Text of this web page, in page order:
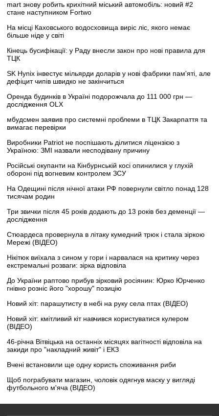
mart знову робить крихітний міський автомобіль: новий #2
стане наступником Fortwo
На місці Каховського водосховища виріс ліс, якого немає
більше ніде у світі
Кінець бусифікації: у Раду внесли закон про нові правила для
ТЦК
SK Hynix інвестує мільярди доларів у нові фабрики пам'яті, але
дефіцит чипів швидко не закінчиться
Оренда будинків в Україні подорожчала до 111 000 грн —
дослідження OLX
мбудсмен заявив про системні проблеми в ТЦК Закарпаття та
вимагає перевірки
Виробники Patriot не поспішають ділитися ліцензією з
Україною: ЗМІ назвали несподівану причину
Російські окупанти на Кінбурнській косі опинилися у глухій
обороні під вогневим контролем ЗСУ
На Одещині після нічної атаки РФ повернули світло понад 128
тисячам родин
Три звички після 45 років додають до 13 років без деменції —
дослідження
Стюардеса провернула в літаку кумедний трюк і стала зіркою
Мережі (ВІДЕО)
Нікітюк виїхала з сином у гори і нарвалася на критику через
екстремальні розваги: зірка відповіла
До України раптово прибув зірковий росіянин: Юрко Юрченко
гнівно розніс його "хорошу" позицію
Новий хіт: парашутисту в небі на руку села птах (ВІДЕО)
Новий хіт: кмітливий кіт навчився користуватися кулером
(ВІДЕО)
46-річна Вітвіцька на останніх місяцях вагітності відповіла на
закиди про "накладний живіт" і ЕКЗ
Вчені встановили ще одну користь споживання риби
Щоб пограбувати магазин, чоловік одягнув маску у вигляді
футбольного м'яча (ВІДЕО)